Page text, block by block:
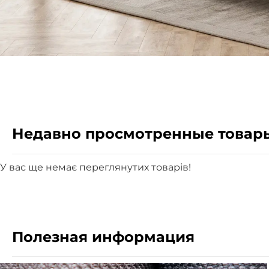
Недавно просмотренные
У вас ще немає переглянутих товарів!
Полезная информация